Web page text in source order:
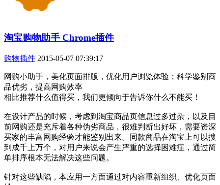
淘宝购物助手 Chrome插件
购物插件 2015-05-07 07:39:17
网购小助手，美化页面排版，优化用户浏览体验；科学鉴别商
品优劣，提高网购效率
相比推荐什么值得买，我们更倾向于告诉你什么不能买！
在设计产品的时候，考虑到淘宝商品页信息过多过杂，以及目
前网购还是充斥着各种伪劣商品，很难判断出好坏，需要资深
买家的丰富网购经验才能鉴别出来。同款商品在淘宝上可以搜
到成千上万个，对用户来说会产生严重的选择困难症，通过简
单排序根本无法解决这些问题。
针对这些缺陷，本应用一方面通过对内容重新组织、优化页面